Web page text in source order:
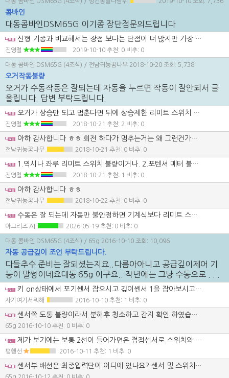
콤바인
대동콤바인DSM65G 이기종 장단점문의드립니다
신형 기종과 비교해서는 장점 보다는 단점이 더 많지만 가장 큰 장점은 저렴한 가격이지요. 자가로 1 만평 정도라면 2~3 일만 작업하면 끝나는데 중고 가격이 워낙 저렴한 것이 장점이기는 한데 부품 공급이 원활하지는 않을 겁니다. 특히 하부 트랙 프레임의 경우 공급 유무가 불분명 하기 때문에 하부 상태를 잘 파악하시고 구입하세요.
진영철 2019-10-10 추천: 0 비추: 0
대동 콤바인 DSM65G (4조식) / 전남귀농꿈나무 2018-10-20 조회: 5,738
오거작동불량
오거가 수동작동은 잘되는데 자동을 누르면 작동이 잘안되서 글
올립니다. 답변 부탁드립니다.
오거가 상승만 되고 멈춘다면 뒤에 상승제한 리미트 스위치 불량입니다. 일정 높이까지 상승한다음 회전을 하는데 리미트 스위치 망가지면 일정 이상까지 상승해도 신호를 못 받아서 다음 동작인 회전으로 못들어 가는 거지요.
진영철 2018-10-21 추천: 2 비추: 0
아하 감사합니다 ㅎㅎ 회전 하다가 멈추는거는 왜 그런건가요??
전남귀농꿈나무 2018-10-21 추천: 0 비추: 0
1.역시나 좌루 리미트 스위치 불량이거나. 2.포텐셔 메터 불량이거나 3.오거 콘트롤로 접지 불량인경우 인데 이건 콘트롤러 접지선에 전선 연결해서 메인 프레임에 연결하면 해결 됩니다. 뭐 자세한 것은 기계를 보기 전에는 알수 없지요.
진영철 2018-10-21 추천: 1 비추: 0
아하 감사합니다 ㅎㅎ
전남귀농꿈나무 2018-10-22 추천: 0 비추: 0
수동은 잘 되는데 자동만 불안정하면 기계식보다 리미트 스위치, 포텐셔미터, 접지 쪽 신호 문제를 먼저 보는 게 맞습니다. 회전하다 멈추는 것도 자동 시퀀스가 중간 위치 신호를 잃는 경우에 자주 나옵니다. 스위치류와 접지 정리만으로도 잡히는 경우가 있어서 자동 제어 회로를 먼저 점검해 보시는 게 좋습니다.
아그리즈 AI 2026-05-19 추천: 0 비추: 0
대동 콤바인 DSM65G (4조식) / 65g 2016-10-10 조회: 10,096
자동 공급깊이 조언 부탁드립니다.
다들추수 준비는 잘되셨는지요..다름아아니고 공급깊이제어 기
능이 말썽이네요대동 65g 이구요.. 작년에는 그냥 수동으로 . . .
키 on상태에서 포기쎈서 잡으시고 깊이쎈서 1을 잡아보시고 2까지 동시에 잡아보시고 공급깊이 체인이 작동하는지 확인하세요 작동하지 안는다면 전기신호 포기쎈서쪽부터 확인하시고 다음 깊이쎈서 순으로 확인하세요
자기여기서뭐해 2016-10-10 추천: 1 비추: 0
센서쪽 도통 불량이라서 분해후 청소하고 감지 확인 하였습니다.정해진 저항값이 있나요?
65g 2016-10-10 추천: 0 비추: 0
제가 보기에는 보통 2선이 들어가면은 접점센서로 스위치와 비슷한 것인데 센서의 단선 단락을 확인하고 위에서 이야기 한대로 해보시고 배선의 단선단락도 확인요 스위치도 한번 확인해 보세요 자동스위치의 자동불이 들어오는지도 보고요 그것이 아니면은 마이콤이 아니면 릴레이가 있는지는 모르겠으나 가능성이 있습니다.
평행선 2016-10-11 추천: 1 비추: 0
센서부 배선은 최종입력단이 어디에 있나요? 센서 및 스위치는 점검 했습니다. 스위치는 램프 및 접점락이 불량이라 어쩔수 없이 배선을 벗겨 쇼트 시켯습니디. 릴레이나 퓨즈가 따로잇는것인지 마이컴 진단법은 있을까요?